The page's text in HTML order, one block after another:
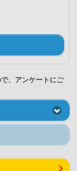
、アンケートにご